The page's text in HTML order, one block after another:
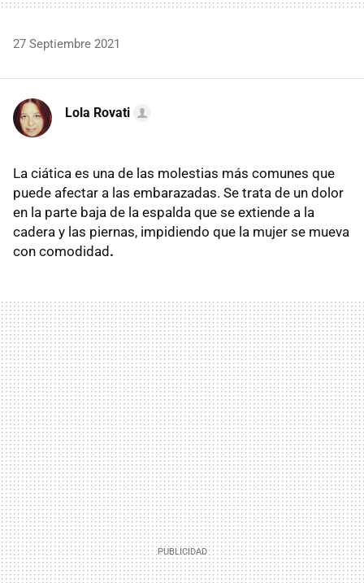
27 Septiembre 2021
Lola Rovati
La ciática es una de las molestias más comunes que
puede afectar a las embarazadas. Se trata de un dolor
en la parte baja de la espalda que se extiende a la
cadera y las piernas, impidiendo que la mujer se mueva
con comodidad.